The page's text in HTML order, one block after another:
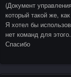
(Документ
который такой же,
Я хотел бы
нет команд для этого.
Спасибо